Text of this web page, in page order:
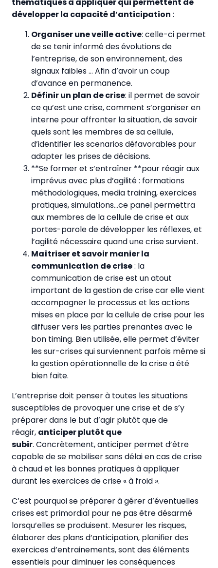
développer la capacité d’anticipation :
Organiser une veille active: celle-ci permet
de se tenir informé des évolutions de
l’entreprise, de son environnement, des
signaux faibles … Afin d’avoir un coup
d’avance en permanence.
Définir un plan de crise: il permet de savoir
ce qu’est une crise, comment s’organiser en
interne pour affronter la situation, de savoir
quels sont les membres de sa cellule,
d’identifier les scenarios défavorables pour
adapter les prises de décisions.
**Se former et s’entraîner **pour réagir aux
imprévus avec plus d’agilité : formations
méthodologiques, media training, exercices
pratiques, simulations…ce panel permettra
aux membres de la cellule de crise et aux
portes-parole de développer les réflexes, et
l’agilité nécessaire quand une crise survient.
Maîtriser et savoir manier la
communication de crise: la
communication de crise est un atout
important de la gestion de crise car elle vient
accompagner le processus et les actions
mises en place par la cellule de crise pour les
diffuser vers les parties prenantes avec le
bon timing. Bien utilisée, elle permet d’éviter
les sur-crises qui surviennent parfois même si
la gestion opérationnelle de la crise a été
bien faite.
L’entreprise doit penser à toutes les situations
susceptibles de provoquer une crise et de s’y
préparer dans le but d’agir plutôt que de
réagir, anticiper plutôt que
subir. Concrètement, anticiper permet d’être
capable de se mobiliser sans délai en cas de crise
à chaud et les bonnes pratiques à appliquer
durant les exercices de crise « à froid ».
C’est pourquoi se préparer à gérer d’éventuelles
crises est primordial pour ne pas être désarmé
lorsqu’elles se produisent. Mesurer les risques,
élaborer des plans d’anticipation, planifier des
exercices d’entrainements, sont des éléments
essentiels pour diminuer les conséquences